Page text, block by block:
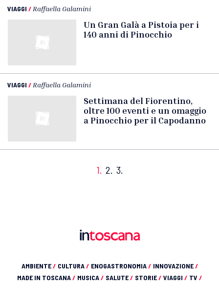
VIAGGI / Raffaella Galamini
Un Gran Galà a Pistoia per i
140 anni di Pinocchio
VIAGGI / Raffaella Galamini
Settimana del Fiorentino,
oltre 100 eventi e un omaggio
a Pinocchio per il Capodanno
1. 2. 3.
AMBIENTE/ CULTURA/ ENOGASTRONOMIA/ INNOVAZIONE/
MADE IN TOSCANA/ MUSICA/ SALUTE/ STORIE/ VIAGGI / TV /